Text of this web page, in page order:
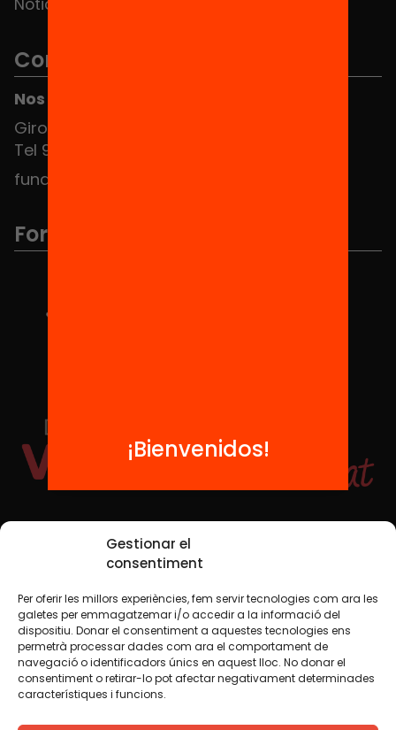
Gestionar el
consentiment
Per oferir les millors experiències, fem servir tecnologies com ara les
galetes per emmagatzemar i/o accedir a la informació del
dispositiu. Donar el consentiment a aquestes tecnologies ens
permetrà processar dades com ara el comportament de
navegació o identificadors únics en aquest lloc. No donar el
consentiment o retirar-lo pot afectar negativament determinades
característiques i funcions.
Noticias
Contacto
Nos puedes encontrar en el HUB Social
Girona 34, interior 08010 Barcelona
Tel 934 588 700
fundacio@equitat.org
Formamos parte de...
Redes sociales
TWT YTB IG FB IN
Aviso legalPolítica de cookies
¡Bienvenidos!